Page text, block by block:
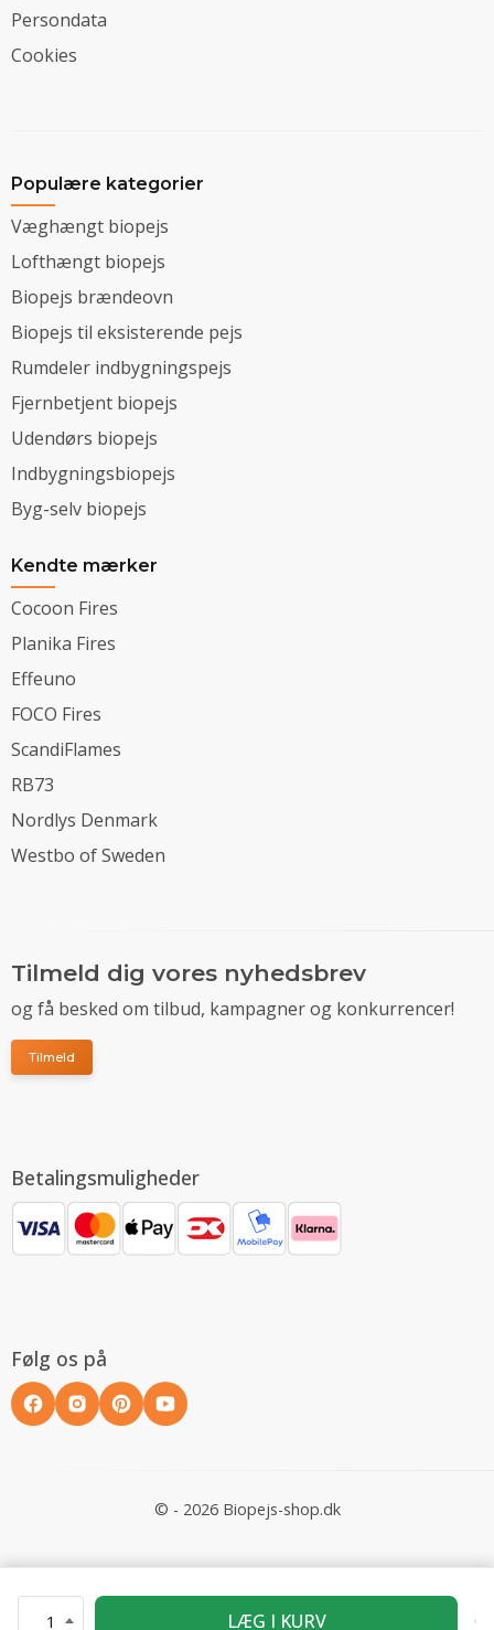
1 LÆG I KURV
Persondata
Cookies
Populære kategorier
Væghængt biopejs
Lofthængt biopejs
Biopejs brændeovn
Biopejs til eksisterende pejs
Rumdeler indbygningspejs
Fjernbetjent biopejs
Udendørs biopejs
Indbygningsbiopejs
Byg-selv biopejs
Kendte mærker
Cocoon Fires
Planika Fires
Effeuno
FOCO Fires
ScandiFlames
RB73
Nordlys Denmark
Westbo of Sweden
Tilmeld dig vores nyhedsbrev
og få besked om tilbud, kampagner og konkurrencer!
Tilmeld
Betalingsmuligheder
Følg os på
© - 2026 Biopejs-shop.dk